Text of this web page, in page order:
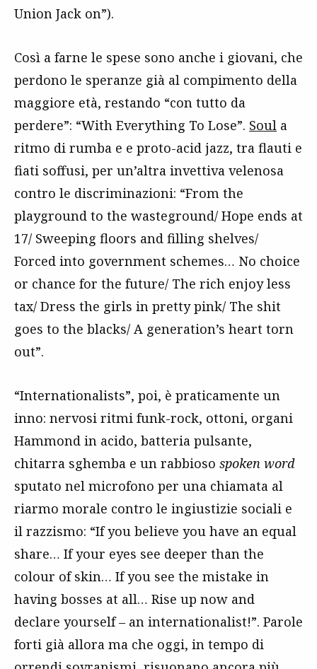
Union Jack on”).
Così a farne le spese sono anche i giovani, che
perdono le speranze già al compimento della
maggiore età, restando “con tutto da
perdere”: “With Everything To Lose”. Soul a
ritmo di rumba e e proto-acid jazz, tra flauti e
fiati soffusi, per un’altra invettiva velenosa
contro le discriminazioni: “From the
playground to the wasteground/ Hope ends at
17/ Sweeping floors and filling shelves/
Forced into government schemes… No choice
or chance for the future/ The rich enjoy less
tax/ Dress the girls in pretty pink/ The shit
goes to the blacks/ A generation’s heart torn
out”.
“Internationalists”, poi, è praticamente un
inno: nervosi ritmi funk-rock, ottoni, organi
Hammond in acido, batteria pulsante,
chitarra sghemba e un rabbioso spoken word
sputato nel microfono per una chiamata al
riarmo morale contro le ingiustizie sociali e
il razzismo: “If you believe you have an equal
share… If your eyes see deeper than the
colour of skin… If you see the mistake in
having bosses at all… Rise up now and
declare yourself – an internationalist!”. Parole
forti già allora ma che oggi, in tempo di